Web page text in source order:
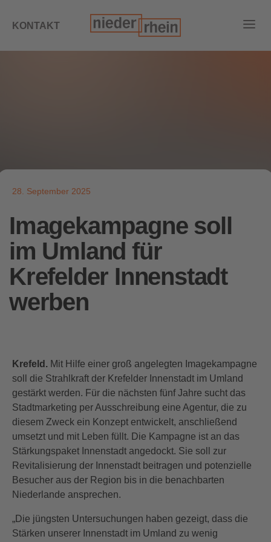
KONTAKT
28. September 2025
Imagekampagne soll
im Umland für
Krefelder Innenstadt
werben
Krefeld. Mit Hilfe einer groß angelegten Imagekampagne
soll die Strahlkraft der Krefelder Innenstadt im Umland
gestärkt werden. Für die nächsten fünf Jahre sucht das
Stadtmarketing per Ausschreibung eine Agentur, die zu
diesem Zweck ein Konzept entwickelt, anschließend
umsetzt und mit Leben füllt. Die Kampagne ist an das
Stärkungspaket Innenstadt angedockt. Sie soll zur
Revitalisierung der Innenstadt beitragen und potenzielle
Besucher aus der Region bis in die benachbarten
Niederlande ansprechen.
„Die jüngsten Untersuchungen haben gezeigt, dass die
Stärken unserer Innenstadt im Umland zu wenig